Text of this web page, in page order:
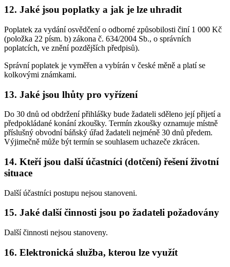
12. Jaké jsou poplatky a jak je lze uhradit
Poplatek za vydání osvědčení o odborné způsobilosti činí 1 000 Kč
(položka 22 písm. b) zákona č. 634/2004 Sb., o správních
poplatcích, ve znění pozdějších předpisů).
Správní poplatek je vyměřen a vybírán v české měně a platí se
kolkovými známkami.
13. Jaké jsou lhůty pro vyřízení
Do 30 dnů od obdržení přihlášky bude žadateli sděleno její přijetí a
předpokládané konání zkoušky. Termín zkoušky oznamuje místně
příslušný obvodní báňský úřad žadateli nejméně 30 dnů předem.
Výjimečně může být termín se souhlasem uchazeče zkrácen.
14. Kteří jsou další účastníci (dotčení) řešení životní
situace
Další účastníci postupu nejsou stanoveni.
15. Jaké další činnosti jsou po žadateli požadovány
Další činnosti nejsou stanoveny.
16. Elektronická služba, kterou lze využít